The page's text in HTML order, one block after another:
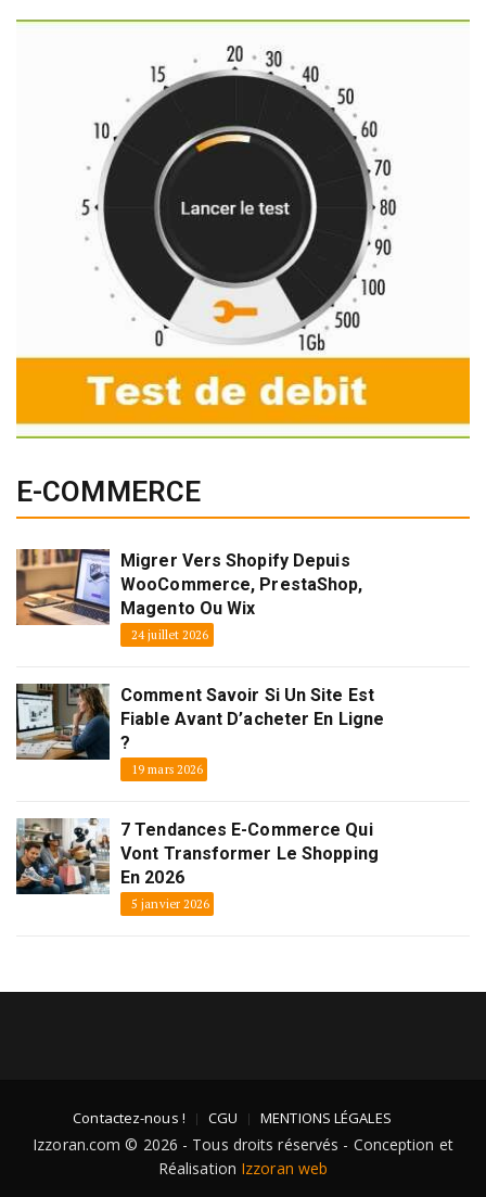
E-COMMERCE
Migrer Vers Shopify Depuis
WooCommerce, PrestaShop,
Magento Ou Wix
24 juillet 2026
Comment Savoir Si Un Site Est
Fiable Avant D’acheter En Ligne
?
19 mars 2026
7 Tendances E-Commerce Qui
Vont Transformer Le Shopping
En 2026
5 janvier 2026
Contactez-nous ! CGU MENTIONS LÉGALES
Izzoran.com © 2026 - Tous droits réservés - Conception et
Réalisation Izzoran web